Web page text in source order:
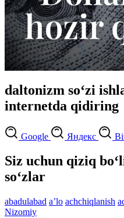
daltonizm so‘zi
internetda qidiring
Google Яндекс
Siz uchun qiziq
so‘zlar
abadulabad aʼlo achchiqlanish
Nizomiy